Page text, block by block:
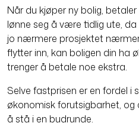
Når du kjøper ny bolig,
lønne seg å være tidlig ute,
jo nærmere prosjektet
flytter inn, kan boligen din ha
trenger å betale noe ekstra.
Selve fastprisen er en fordel i
økonomisk forutsigbarhet, og
å stå i en budrunde.